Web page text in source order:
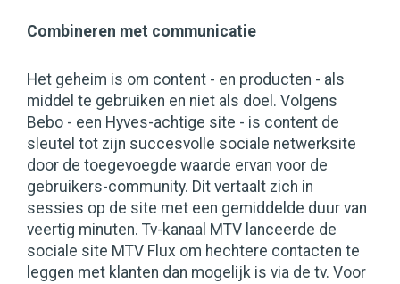
Combineren met communicatie
Het geheim is om content - en producten - als
middel te gebruiken en niet als doel. Volgens
Bebo - een Hyves-achtige site - is content de
sleutel tot zijn succesvolle sociale netwerksite
door de toegevoegde waarde ervan voor de
gebruikers-community. Dit vertaalt zich in
sessies op de site met een gemiddelde duur van
veertig minuten. Tv-kanaal MTV lanceerde de
sociale site MTV Flux om hechtere contacten te
leggen met klanten dan mogelijk is via de tv. Voor